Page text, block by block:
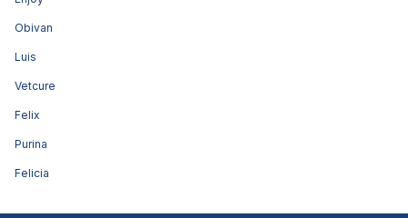
Obivan
Luis
Vetcure
Felix
Purina
Felicia